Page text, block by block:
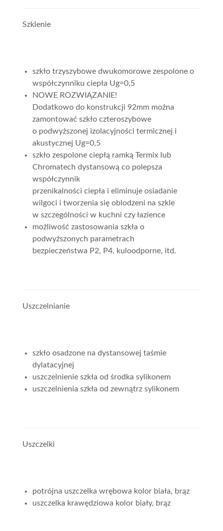
Szklenie
szkło trzyszybowe dwukomorowe zespolone o
współczynniku ciepła Ug=0,5
NOWE ROZWIĄZANIE!
Dodatkowo do konstrukcji 92mm można
zamontować szkło czteroszybowe
o podwyższonej izolacyjności termicznej i
akustycznej Ug=0,5
szkło zespolone ciepłą ramką Termix lub
Chromatech dystansową co polepsza
współczynnik
przenikalności ciepła i eliminuje osiadanie
wilgoci i tworzenia się oblodzeni na szkle
w szczególności w kuchni czy łazience
możliwość zastosowania szkła o
podwyższonych parametrach
bezpieczeństwa P2, P4, kuloodporne, itd.
Uszczelnianie
szkło osadzone na dystansowej taśmie
dylatacyjnej
uszczelnienie szkła od środka sylikonem
uszczelnienia szkła od zewnątrz sylikonem
Uszczelki
potrójna uszczelka wrębowa kolor biała, brąz
uszczelka krawędziowa kolor biały, brąz